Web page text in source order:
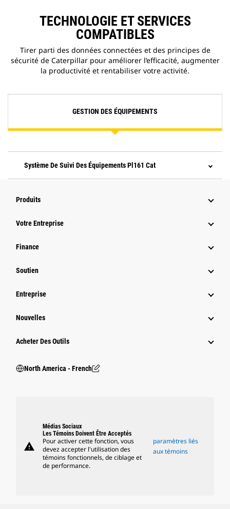
TECHNOLOGIE ET SERVICES
COMPATIBLES
Tirer parti des données connectées et des principes de
sécurité de Caterpillar pour améliorer l’efficacité, augmenter
la productivité et rentabiliser votre activité.
GESTION DES ÉQUIPEMENTS
Système De Suivi Des Équipements Pl161 Cat
Produits
Votre Entreprise
Finance
Soutien
Entreprise
Nouvelles
Acheter Des Outils
North America - French
warning
Médias Sociaux
Les Témoins Doivent Être Acceptés
Pour activer cette fonction, vous
devez accepter l'utilisation des
témoins fonctionnels, de ciblage et
de performance.
paramètres liés
aux témoins